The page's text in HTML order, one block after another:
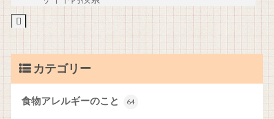
カテゴリー
食物アレルギーのこと 64